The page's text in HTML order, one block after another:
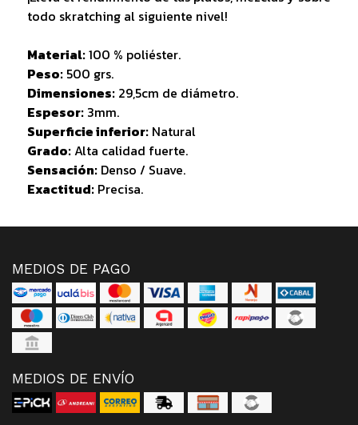
todo skratching al siguiente nivel!
Material:100 % poliéster.
Peso:500 grs.
Dimensiones:29,5cm de diámetro.
Espesor:3mm.
Superficie inferior:Natural
Grado:Alta calidad fuerte.
Sensación:Denso / Suave.
Exactitud:Precisa.
MEDIOS DE PAGO
MEDIOS DE ENVÍO